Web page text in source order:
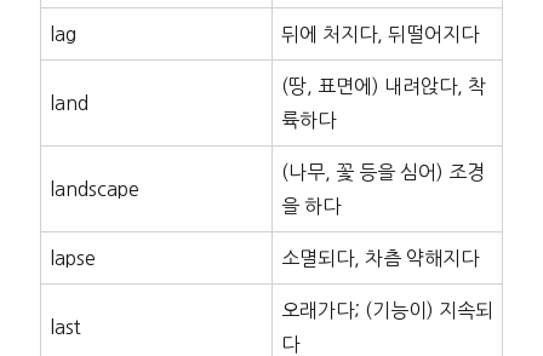
lag 뒤에 처지다, 뒤떨어지다
land
(땅, 표면에) 내려앉다, 착
륙하다
landscape
(나무, 꽃 등을 심어) 조경
을 하다
lapse 소멸되다, 차츰 약해지다
last
오래가다; (기능이) 지속되
다